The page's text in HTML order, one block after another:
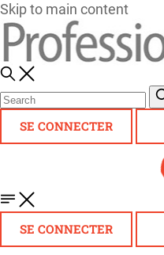
Skip to main content
SE CONNECTER
SE CONNECTER